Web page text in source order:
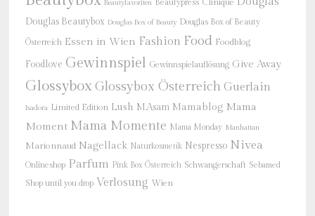
Beautyfavoriten Beautypress Clinique
Douglas Beautybox Douglas Box of Beauty Douglas Box of Beauty
Österreich Essen in Wien Fashion Food Foodblog
Foodlove Gewinnspiel Gewinnspielauflösung Give Away
GlossyboxGlossybox Österreich Guerlain
Isadora Limited Edition Lush M.Asam Mamablog Mama
Moment Mama Momente Mama Monday Manhattan
Marionnaud Nagellack Naturkosmetik Nespresso Nivea
Onlineshop Parfum Pink Box Österreich Schwangerschaft Sebamed
Shop until you drop Verlosung Wien